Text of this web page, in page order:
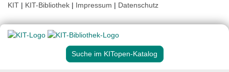
KIT | KIT-Bibliothek | Impressum | Datenschutz
Suche im KITopen-Katalog